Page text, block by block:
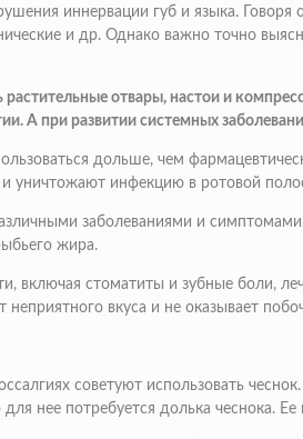
иннервации губ и языка.
и др. Однако важно точно
отвары, настои и
А при развитии системных
дольше, чем
уничтожают инфекцию в ротовой
заболеваниями и
жира.
включая стоматиты и зубные боли,
вкуса и не оказывает
советуют использовать
нее потребуется долька чеснока.